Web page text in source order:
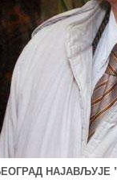
НАЈАВЉУЈЕ